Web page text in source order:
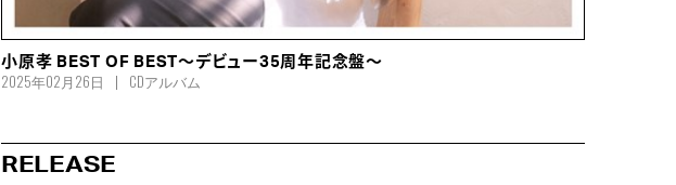
小原孝 BEST OF BEST～デビュー35周年記念盤～
2025年02月26日 CDアルバム
RELEASE